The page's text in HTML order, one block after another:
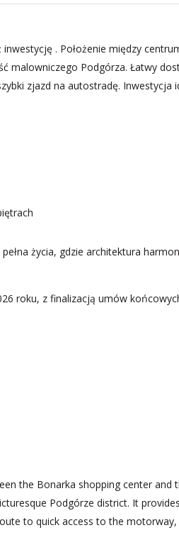
. Położenie między
malowniczego Podgórza. Łatwy
zjazd na autostradę. Inwestycja
życia, gdzie architektura
roku, z finalizacją umów
the Bonarka shopping center and
Podgórze district. It
to quick access to the